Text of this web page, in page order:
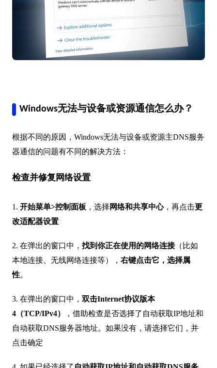
Windows无法与设备或资源通信怎么办？
根据不同的原因，Windows无法与设备或资源主DNS服务
器通信的问题有不同的解决方法：
检查并修复网络设置
1. 开始菜单>控制面板 ，选择 网络和共享中心，再点击更
改适配器设置
2. 在弹出的窗口中， 找到你正在使用的网络连接（比如
本地连接、无线网络连接等）， 右键点击它，选择属
性。
3. 在弹出的窗口中， 双击Internet协议版本
4（TCP/IPv4）
，借助检查是否选择了自动获取IP地址和
自动获取DNS服务器地址。如果没有，请选择它们，并
点击确定